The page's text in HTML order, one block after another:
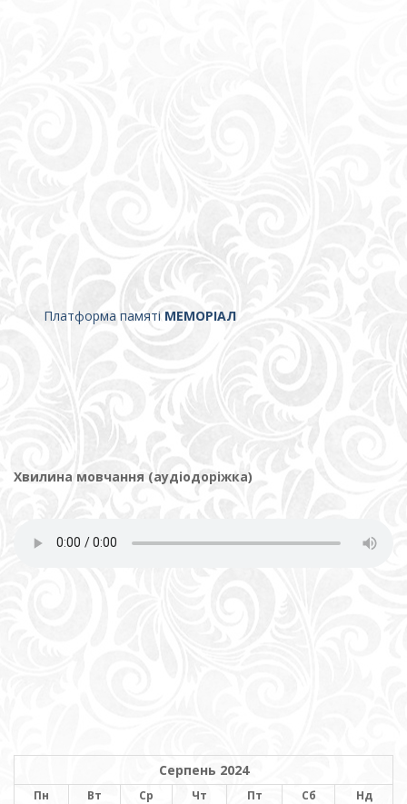
Платформа памяті МЕМОРІАЛ
Хвилина мовчання (аудіодоріжка)
Серпень 2024
Пн Вт Ср Чт Пт Сб
Нд